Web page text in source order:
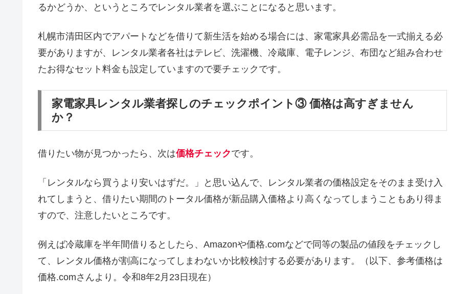
るかどうか、というところでレンタル業者を選ぶことになると思います。
札幌市清田区内でアパートなどを借りて新生活を始める場合には、家電家具必需品を一式揃える必
要がありますが、レンタル業者各社はテレビ、洗濯機、冷蔵庫、電子レンジ、布団など組み合わせ
たお得なセット料金も設定していますので要チェックです。
家電家具レンタル業者探しのチェックポイント③ 価格は高すぎません
か？
借りたい物が見つかったら、次は価格チェックです。
「レンタルなら買うより安いはずだ。」と思い込んで、レンタル業者の価格設定をそのまま受け入
れてしまうと、借りたい期間のトータル価格が新品購入価格より高くなってしまうこともあり得ま
すので、注意したいところです。
例えば冷蔵庫を半年間借りるとしたら、Amazonや価格.comなどで同等の製品の値段をチェックし
て、レンタル価格が割高になってしまわないか比較検討する必要があります。（以下、参考価格は
価格.comさんより。令和8年2月23日現在）